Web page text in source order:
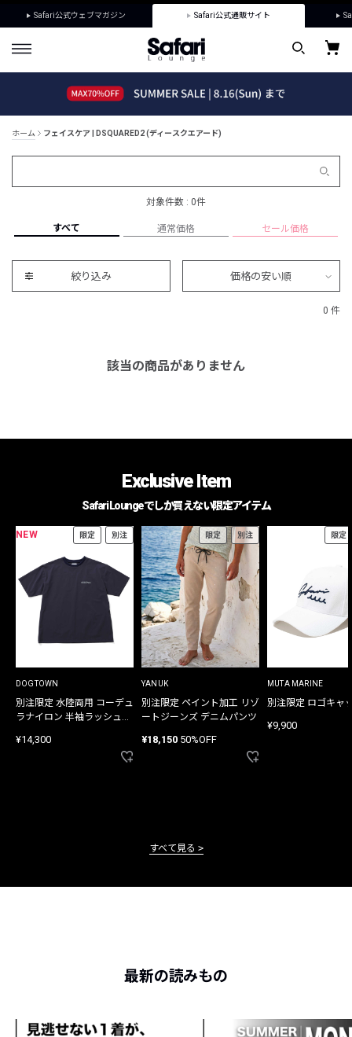
Safari公式ウェブマガジン Safari公式通販サイト
ホーム フェイスケア | DSQUARED2 (ディースクエアード)
対象件数 : 0件
すべて 通常価格 セール価格
絞り込み 価格の安い順
0 件
該当の商品がありません
Exclusive Item
Safari Loungeでしか買えない限定アイテム
NEW 限定 別注
DOGTOWN
別注限定 水陸両用 コーデュ
ラナイロン 半袖ラッシュガ
¥14,300
限定 別注
YANUK
別注限定 ペイント加工 リゾ
ートジーンズ デニムパンツ
¥18,150 50%OFF
限定
MUTA MARINE
別注限定 ロゴキャ
¥9,900
すべて見る
最新の読みもの